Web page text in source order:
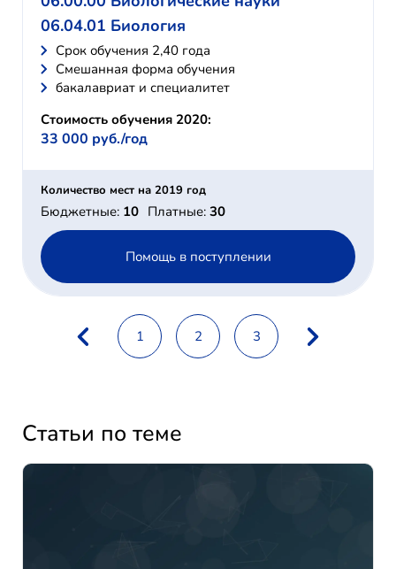
06.04.01 Биология
Cрок обучения 2,40 года
Смешанная форма обучения
бакалавриат и специалитет
Стоимость обучения 2020:
33 000 руб./год
Количество мест на 2019 год
Бюджетные: 10 Платные: 30
Помощь в поступлении
1 2 3
Статьи по теме